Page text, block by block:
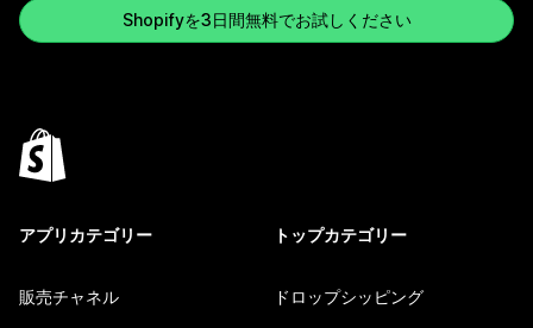
Shopifyを3日間無料でお試しください
アプリカテゴリー
販売チャネル
トップカテゴリー
ドロップシッピング